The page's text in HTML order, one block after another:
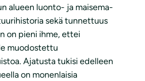
alueen luonto- ja maisema-
sekä tunnettuus
on pieni ihme, ettei
muodostettu
Ajatusta tukisi edelleen
on monenlaisia